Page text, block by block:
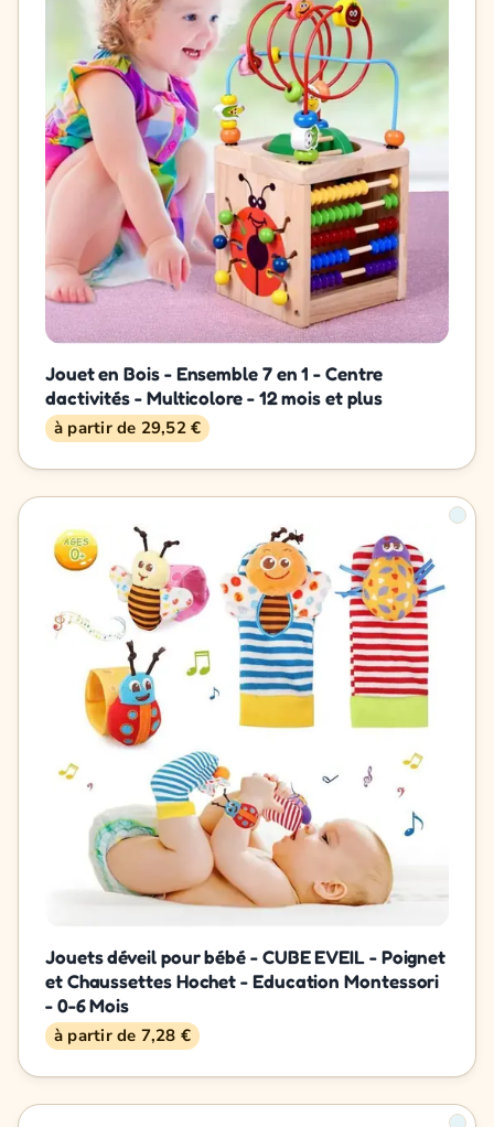
Jouet en Bois - Ensemble 7 en 1 - Centre
dactivités - Multicolore - 12 mois et plus
à partir de 29,52 €
Jouets déveil pour bébé - CUBE EVEIL - Poignet
et Chaussettes Hochet - Education Montessori
- 0-6 Mois
à partir de 7,28 €